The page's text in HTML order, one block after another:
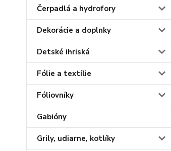
Čerpadlá a hydrofory
Dekorácie a doplnky
Detské ihriská
Fólie a textílie
Fóliovníky
Gabióny
Grily, udiarne, kotlíky